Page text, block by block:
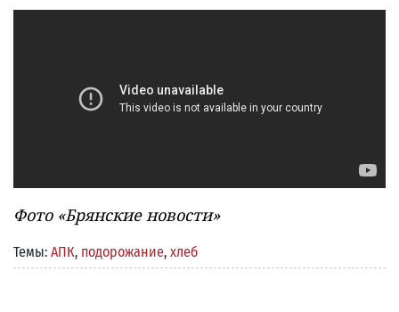
Фото «Брянские новости»
Темы: АПК, подорожание, хлеб